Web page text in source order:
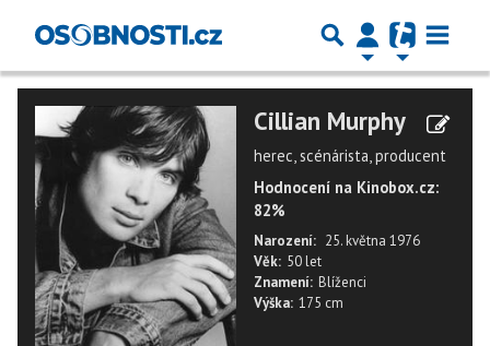
Cillian Murphy
herec, scénárista, producent
Hodnocení na Kinobox.cz:
82%
Narození: 25. května 1976
Věk: 50 let
Znamení: Blíženci
Výška: 175 cm